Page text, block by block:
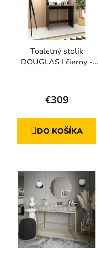
Toaletný stolík
DOUGLAS I čierny -
€309
DO KOŠÍKA